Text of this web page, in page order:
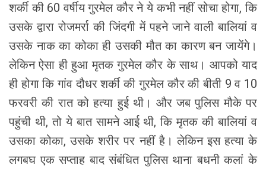
शर्की की 60 वर्षीय गुरमेल कौर ने ये कभी नहीं सोचा होगा, कि
उसके द्वारा रोजमर्रा की जिंदगी में पहने जाने वाली बालियां व
उसके नाक का कोका ही उसकी मौत का कारण बन जायेंगे।
लेकिन ऐसा ही हुआ मृतक गुरमेल कौर के साथ। आपको याद
ही होगा कि गांव दौधर शर्की की गुरमेल कौर की बीती 9 व 10
फरवरी की रात को हत्या हुई थी। और जब पुलिस मौके पर
पहुंची थी, तो ये बात सामने आई थी, कि मृतक की बालियां व
उसका कोका, उसके शरीर पर नहीं है। लेकिन इस हत्या के
लगबघ एक सप्ताह बाद संबंधित पुलिस थाना बधनी कलां के